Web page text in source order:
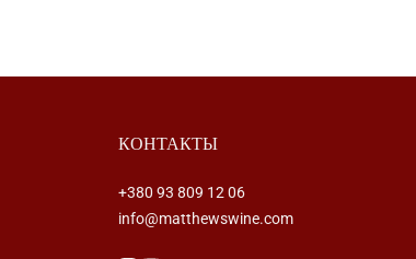
КОНТАКТЫ
+380 93 809 12 06
info@matthewswine.com